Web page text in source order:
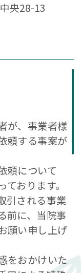
央28-13
が、事業者様
頼する事案が
頼について
おります。
引される事業
前に、当院事
願い申し上げ
をおかけいた